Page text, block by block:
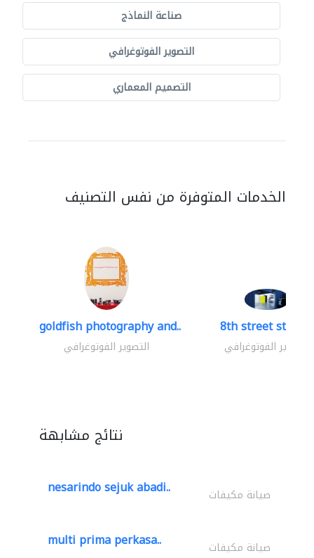
صناعة النماذج
التصوير الفوتوغرافي
التصميم المعماري
الخدمات المتوفرة من نفس التصنيف
goldfish photography and..
التصوير الفوتوغرافي
8th street studios
التصوير الفوتوغرافي
نتائج مشابهة
nesarindo sejuk abadi.. صيانة مكيفات
multi prima perkasa.. صيانة مكيفات